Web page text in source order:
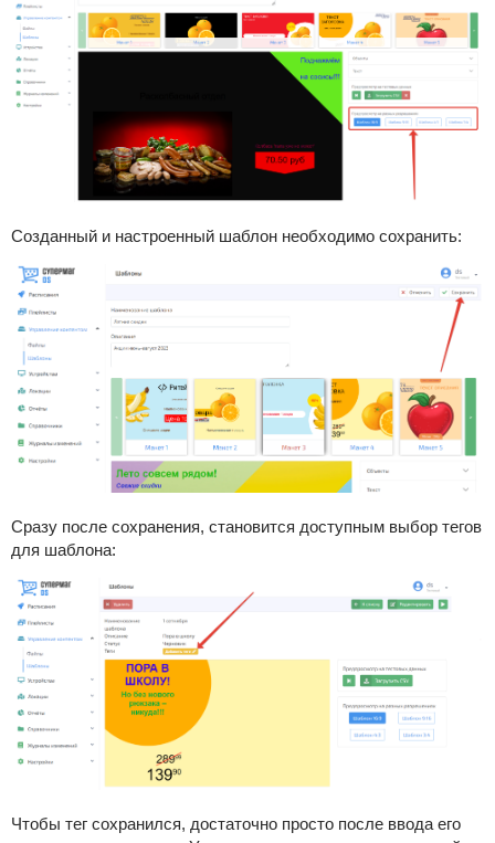
Созданный и настроенный шаблон необходимо сохранить:
Сразу после сохранения, становится доступным выбор тегов
для шаблона:
Чтобы тег сохранился, достаточно просто после ввода его